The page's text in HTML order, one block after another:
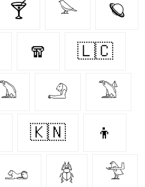
🍸 𓅪 🪐
🧣 🇱🇨
𓅐 𓄂 𓅑
🇰🇳 👦
𓃭 𓆣 𓅴